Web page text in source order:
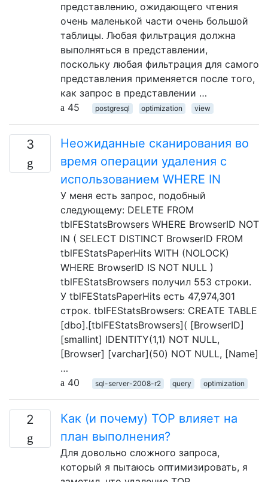
представлению, ожидающего чтения
очень маленькой части очень большой
таблицы. Любая фильтрация должна
выполняться в представлении,
поскольку любая фильтрация для самого
представления применяется после того,
как запрос в представлении …
45
postgresql optimization view
3
Неожиданные сканирования во
время операции удаления с
использованием WHERE IN
У меня есть запрос, подобный
следующему: DELETE FROM
tblFEStatsBrowsers WHERE BrowserID NOT
IN ( SELECT DISTINCT BrowserID FROM
tblFEStatsPaperHits WITH (NOLOCK)
WHERE BrowserID IS NOT NULL )
tblFEStatsBrowsers получил 553 строки.
У tblFEStatsPaperHits есть 47,974,301
строк. tblFEStatsBrowsers: CREATE TABLE
[dbo].[tblFEStatsBrowsers]( [BrowserID]
[smallint] IDENTITY(1,1) NOT NULL,
[Browser] [varchar](50) NOT NULL, [Name]
…
40
sql-server-2008-r2 query optimization
2
Как (и почему) TOP влияет на
план выполнения?
Для довольно сложного запроса,
который я пытаюсь оптимизировать, я